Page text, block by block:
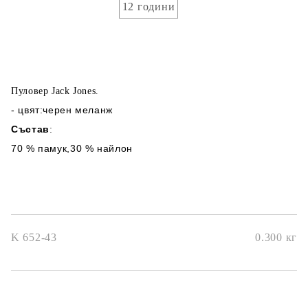
Пуловер Jack Jones.
- цвят:черен меланж
Състав :
70 % памук,30 % найлон
12 години
K 652-43 0.300 кг